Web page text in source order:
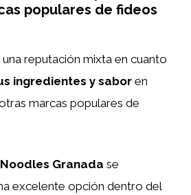
populares de fideos
reputación mixta en cuanto
ingredientes y sabor en
marcas populares de
Granada se
excelente opción dentro del